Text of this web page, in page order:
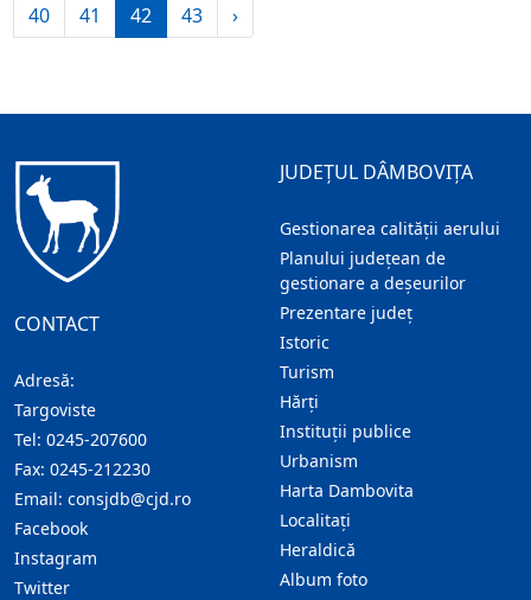
40
41 42 43 ›
CONTACT
Adresă:
Targoviste
Tel: 0245-207600
Fax: 0245-212230
Email: consjdb@cjd.ro
Facebook
Instagram
Twitter
JUDEȚUL DÂMBOVIȚA
Gestionarea calității aerului
Planului județean de
gestionare a deșeurilor
Prezentare judeţ
Istoric
Turism
Hărţi
Instituţii publice
Urbanism
Harta Dambovita
Localitaţi
Heraldică
Album foto